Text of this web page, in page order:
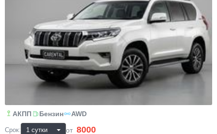
АКПП Бензин AWD
Срок: от 8000